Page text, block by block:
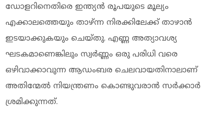
ഡോളറിനെതിരെ ഇന്ത്യൻ രൂപയുടെ മൂല്യം
എക്കാലത്തെയും താഴ്ന്ന നിരക്കിലേക്ക് താഴാൻ
ഇടയാക്കുകയും ചെയ്തു. എണ്ണ അത്യാവശ്യ
ഘടകമാണെങ്കിലും സ്വർണ്ണം ഒരു പരിധി വരെ
ഒഴിവാക്കാവുന്ന ആഡംബര ചെലവായതിനാലാണ്
അതിന്മേൽ നിയന്ത്രണം കൊണ്ടുവരാൻ സർക്കാർ
ശ്രമിക്കുന്നത്.